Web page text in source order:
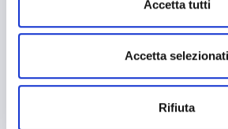
Accetta tutti
Accetta selezionati
Rifiuta
Previsioni per il
qualche macchia qua